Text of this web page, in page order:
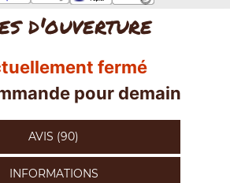
d'ouverture
fermé
pour demain
AVIS (90)
INFORMATIONS